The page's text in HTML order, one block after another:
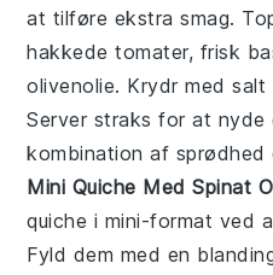
at tilføre ekstra smag.
hakkedetomater, frisk
olivenolie. Krydr medsalt
Server straks for at nyde
kombination af sprødhed
Mini Quiche Med Spinat
quiche i mini-format ved
Fyld dem med en